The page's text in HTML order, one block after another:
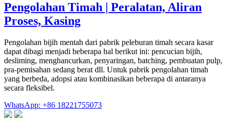
Pengolahan Timah | Peralatan, Aliran
Proses, Kasing
Pengolahan bijih mentah dari pabrik peleburan timah secara kasar
dapat dibagi menjadi beberapa hal berikut ini: pencucian bijih,
desliming, menghancurkan, penyaringan, batching, pembuatan pulp,
pra-pemisahan sedang berat dll. Untuk pabrik pengolahan timah
yang berbeda, adopsi atau kombinasikan beberapa di antaranya
secara fleksibel.
WhatsApp: +86 18221755073